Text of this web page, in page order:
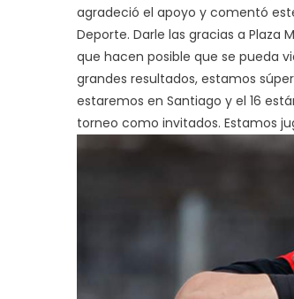
agradeció el apoyo y comentó
Deporte. Darle las gracias a Plaza
que hacen posible que se pueda
grandes resultados, estamos
estaremos en Santiago y el 16
torneo como invitados. Estamos